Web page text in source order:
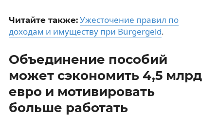
Читайте также: Ужесточение правил по
доходам и имуществу при Bürgergeld.
Объединение пособий
может сэкономить 4,5 млрд
евро и мотивировать
больше работать